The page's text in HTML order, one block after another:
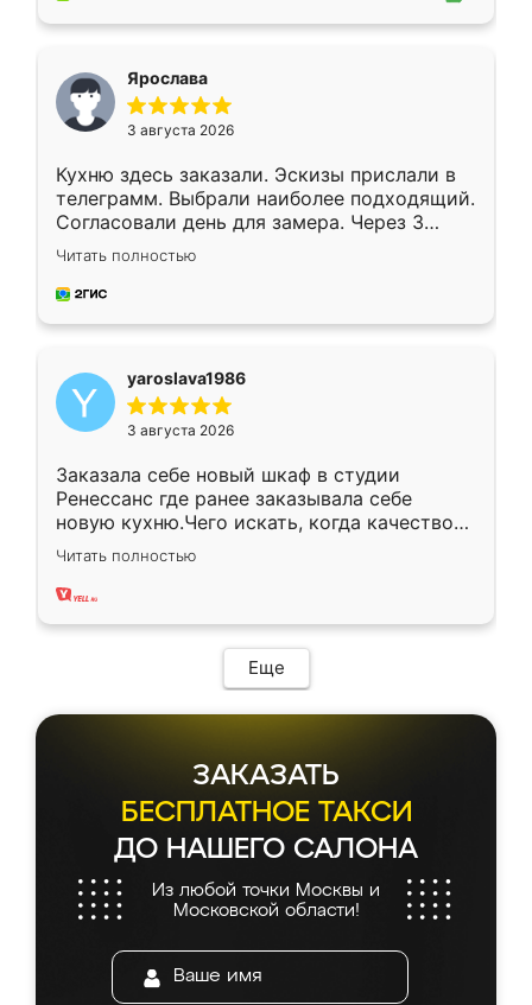
Ярослава
3 августа 2026
Кухню здесь заказали. Эскизы прислали в
телеграмм. Выбрали наиболее подходящий.
Согласовали день для замера. Через 3
недели кухня была уже готова. Остались
довольны работой. Спасибо Ренессанс
мебель за качественную работу!
Читать полностью
yaroslava1986
3 августа 2026
Заказала себе новый шкаф в студии
Ренессанс где ранее заказывала себе
новую кухню.Чего искать, когда качеством
вполне довольна. Служит кухня уже почти
два года, нареканий нет.
Читать полностью
Еще
ЗАКАЗАТЬ
БЕСПЛАТНОЕ ТАКСИ
ДО НАШЕГО САЛОНА
Из любой точки Москвы и
Московской области!